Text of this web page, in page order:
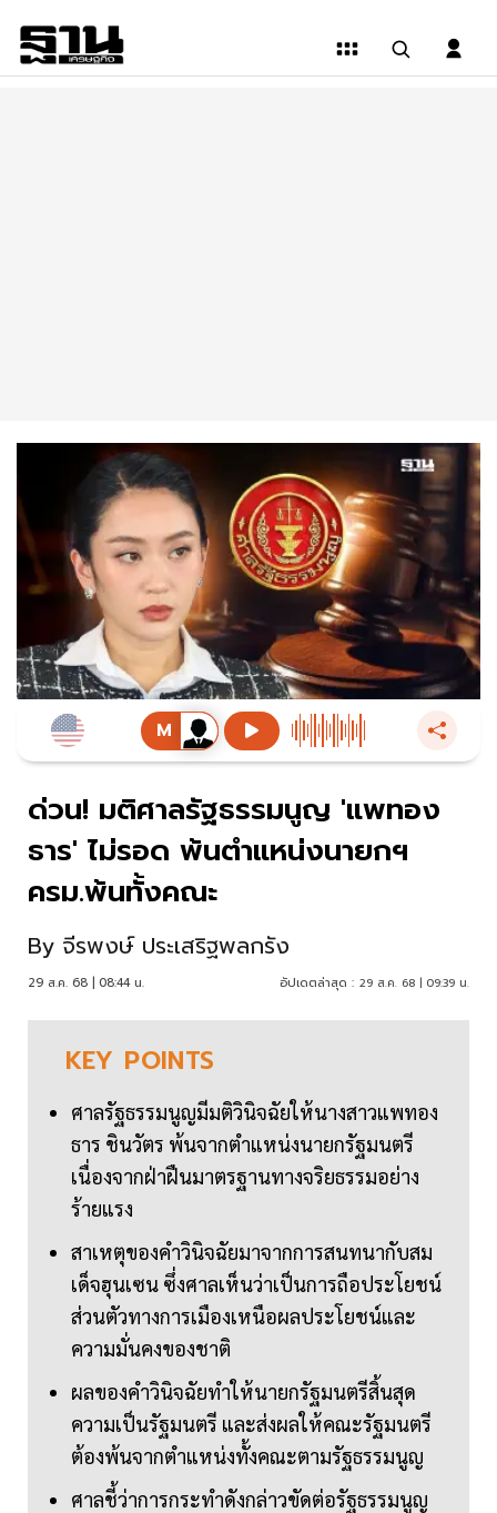
ด่วน! มติศาลรัฐธรรมนูญ 'แพทอง
ธาร' ไม่รอด พ้นตำแหน่งนายกฯ
ครม.พ้นทั้งคณะ
By จีรพงษ์ ประเสริฐพลกรัง
29 ส.ค. 68 | 08:44 น. อัปเดตล่าสุด : 29 ส.ค. 68 | 09:39 น.
KEY POINTS
ศาลรัฐธรรมนูญมีมติวินิจฉัยให้นางสาวแพทอง
ธาร ชินวัตร พ้นจากตำแหน่งนายกรัฐมนตรี
เนื่องจากฝ่าฝืนมาตรฐานทางจริยธรรมอย่าง
ร้ายแรง
สาเหตุของคำวินิจฉัยมาจากการสนทนากับสม
เด็จฮุนเซน ซึ่งศาลเห็นว่าเป็นการถือประโยชน์
ส่วนตัวทางการเมืองเหนือผลประโยชน์และ
ความมั่นคงของชาติ
ผลของคำวินิจฉัยทำให้นายกรัฐมนตรีสิ้นสุด
ความเป็นรัฐมนตรี และส่งผลให้คณะรัฐมนตรี
ต้องพ้นจากตำแหน่งทั้งคณะตามรัฐธรรมนูญ
ศาลชี้ว่าการกระทำดังกล่าวขัดต่อรัฐธรรมนูญ